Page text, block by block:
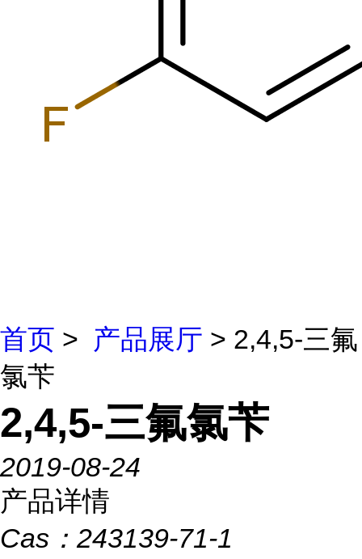
首页 > 产品展厅 > 2,4,5-三氟
氯苄
2,4,5-三氟氯苄
2019-08-24
产品详情
Cas： 243139-71-1